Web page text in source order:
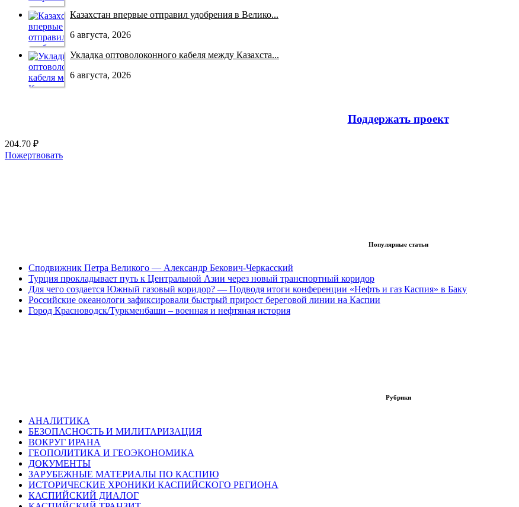
Казахстан впервые отправил удобрения в Велико...
6 августа, 2026
Укладка оптоволоконного кабеля между Казахста...
6 августа, 2026
Поддержать проект
204.70 ₽
Пожертвовать
Популярные статьи
Сподвижник Петра Великого — Александр Бекович-Черкасский
Турция прокладывает путь к Центральной Азии через новый транспортный коридор
Для чего создается Южный газовый коридор? — Подводя итоги конференции «Нефть и газ Каспия» в Баку
Российские океанологи зафиксировали быстрый прирост береговой линии на Каспии
Город Красноводск/Туркменбаши – военная и нефтяная история
Рубрики
АНАЛИТИКА
БЕЗОПАСНОСТЬ И МИЛИТАРИЗАЦИЯ
ВОКРУГ ИРАНА
ГЕОПОЛИТИКА И ГЕОЭКОНОМИКА
ДОКУМЕНТЫ
ЗАРУБЕЖНЫЕ МАТЕРИАЛЫ ПО КАСПИЮ
ИСТОРИЧЕСКИЕ ХРОНИКИ КАСПИЙСКОГО РЕГИОНА
КАСПИЙСКИЙ ДИАЛОГ